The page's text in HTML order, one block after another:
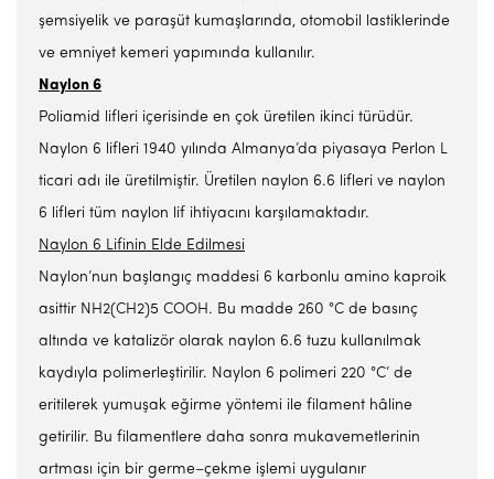
şemsiyelik ve paraşüt kumaşlarında, otomobil lastiklerinde
ve emniyet kemeri yapımında kullanılır.
Naylon 6
Poliamid lifleri içerisinde en çok üretilen ikinci türüdür.
Naylon 6 lifleri 1940 yılında Almanya’da piyasaya Perlon L
ticari adı ile üretilmiştir. Üretilen naylon 6.6 lifleri ve naylon
6 lifleri tüm naylon lif ihtiyacını karşılamaktadır.
Naylon 6 Lifinin Elde Edilmesi
Naylon’nun başlangıç maddesi 6 karbonlu amino kaproik
asittir NH2(CH2)5 COOH. Bu madde 260 °C de basınç
altında ve katalizör olarak naylon 6.6 tuzu kullanılmak
kaydıyla polimerleştirilir. Naylon 6 polimeri 220 °C’ de
eritilerek yumuşak eğirme yöntemi ile filament hâline
getirilir. Bu filamentlere daha sonra mukavemetlerinin
artması için bir germe–çekme işlemi uygulanır